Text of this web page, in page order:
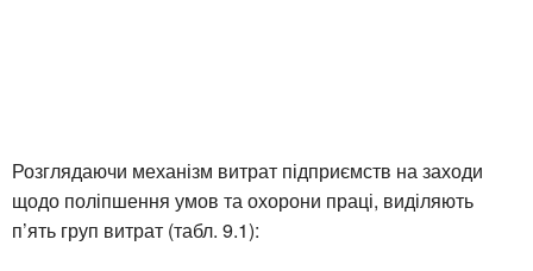
Розглядаючи механізм витрат підприємств на заходи
щодо поліпшення умов та охорони праці, виділяють
п’ять груп витрат (табл. 9.1):